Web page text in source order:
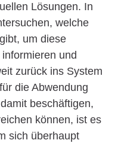
Lösungen. In
welche
um diese
und
zurück ins System
die Abwendung
beschäftigen,
können, ist es
sich überhaupt